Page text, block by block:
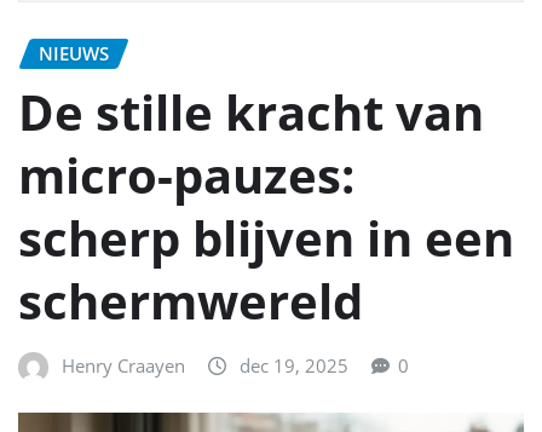
NIEUWS
De stille kracht van
micro-pauzes:
scherp blijven in een
schermwereld
Henry Craayen dec 19, 2025 0